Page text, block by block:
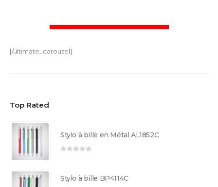
[/ultimate_carousel]
Top Rated
Stylo à bille en Métal AL1852C
Stylo à bille BP4114C